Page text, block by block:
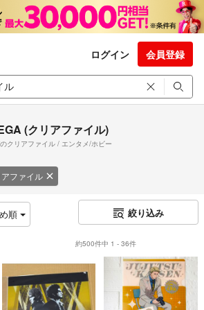
ログイン 会員登録
(クリアファイル)
クリアファイル / エンタメ/ホビー
ファイル
順 絞り込み
約500件中 1 - 36件